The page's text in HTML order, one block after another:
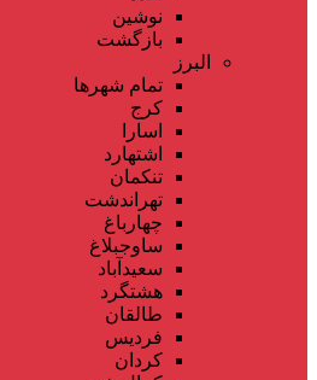
نوشین
بازگشت
البرز
تمام شهر‌ها
کرج
اسارا
اشتهارد
تنکمان
تهراندشت
چهارباغ
ساوجبلاغ
سعیدآباد
هشتگرد
طالقان
فردیس
کردان